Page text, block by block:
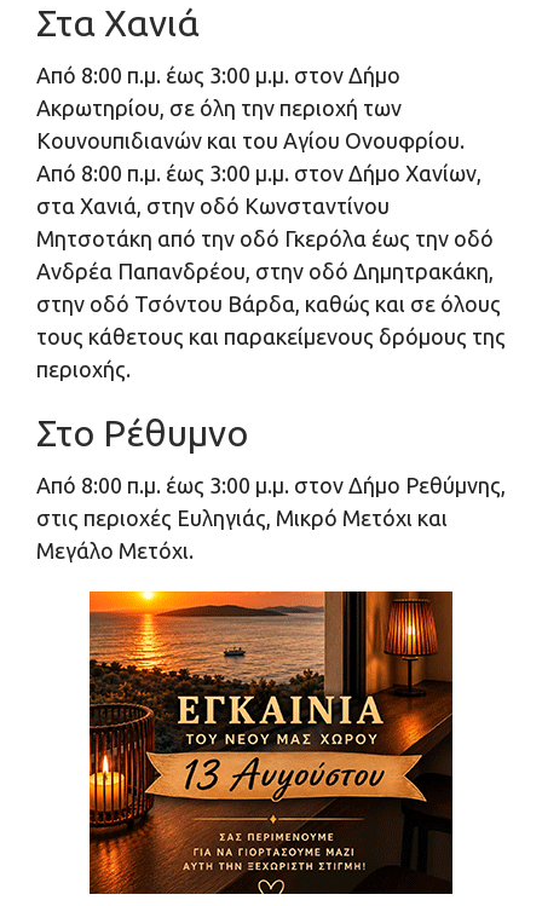
Στα Χανιά
Από 8:00 π.μ. έως 3:00 μ.μ. στον Δήμο
Ακρωτηρίου, σε όλη την περιοχή των
Κουνουπιδιανών και του Αγίου Ονουφρίου.
Από 8:00 π.μ. έως 3:00 μ.μ. στον Δήμο Χανίων,
στα Χανιά, στην οδό Κωνσταντίνου
Μητσοτάκη από την οδό Γκερόλα έως την οδό
Ανδρέα Παπανδρέου, στην οδό Δημητρακάκη,
στην οδό Τσόντου Βάρδα, καθώς και σε όλους
τους κάθετους και παρακείμενους δρόμους της
περιοχής.
Στο Ρέθυμνο
Από 8:00 π.μ. έως 3:00 μ.μ. στον Δήμο Ρεθύμνης,
στις περιοχές Ευληγιάς, Μικρό Μετόχι και
Μεγάλο Μετόχι.